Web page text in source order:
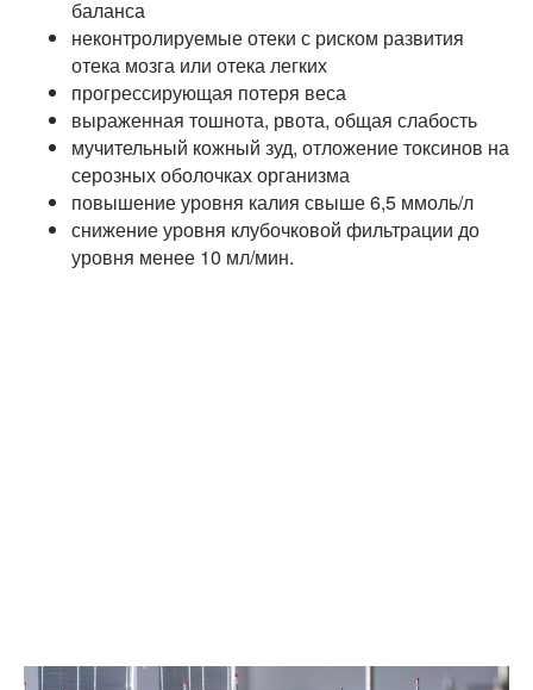
баланса
неконтролируемые отеки с риском развития
отека мозга или отека легких
прогрессирующая потеря веса
выраженная тошнота, рвота, общая слабость
мучительный кожный зуд, отложение токсинов на
серозных оболочках организма
повышение уровня калия свыше 6,5 ммоль/л
снижение уровня клубочковой фильтрации до
уровня менее 10 мл/мин.